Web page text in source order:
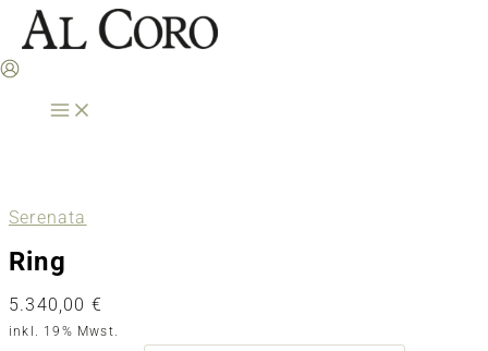
Zum
Inhalt
springen
Serenata
Ring
5.340,00 €
inkl. 19% Mwst.